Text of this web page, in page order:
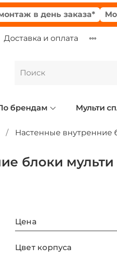
день заказа*
Доставка и оплата
брендам Мульти
Настенные внутренние
блоки мульти
Цена
Цвет корпуса